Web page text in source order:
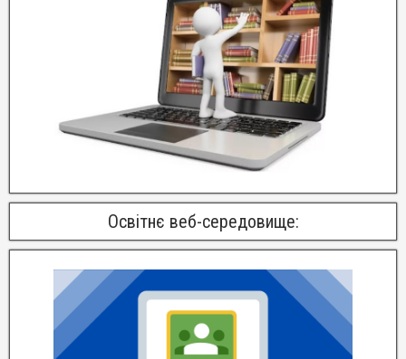
Освітнє веб-середовище: